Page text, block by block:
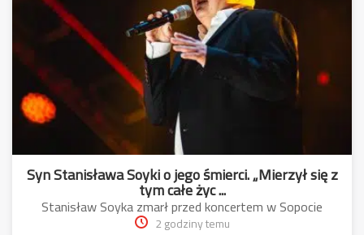
Syn Stanisława Soyki o jego śmierci. „Mierzył się z
tym całe życ ...
Stanisław Soyka zmarł przed koncertem w Sopocie
2 godziny temu